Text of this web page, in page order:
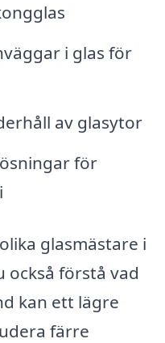
i glas för
av glasytor
för
glasmästare i
också förstå vad
kan ett lägre
färre